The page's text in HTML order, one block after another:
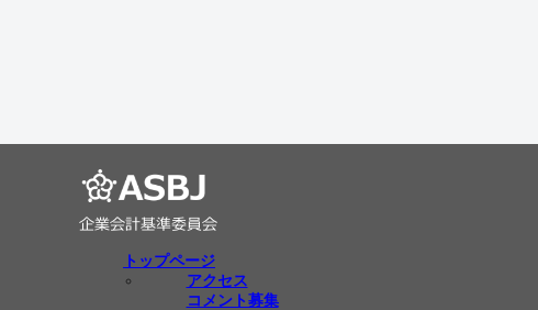
トップページ
アクセス
コメント募集